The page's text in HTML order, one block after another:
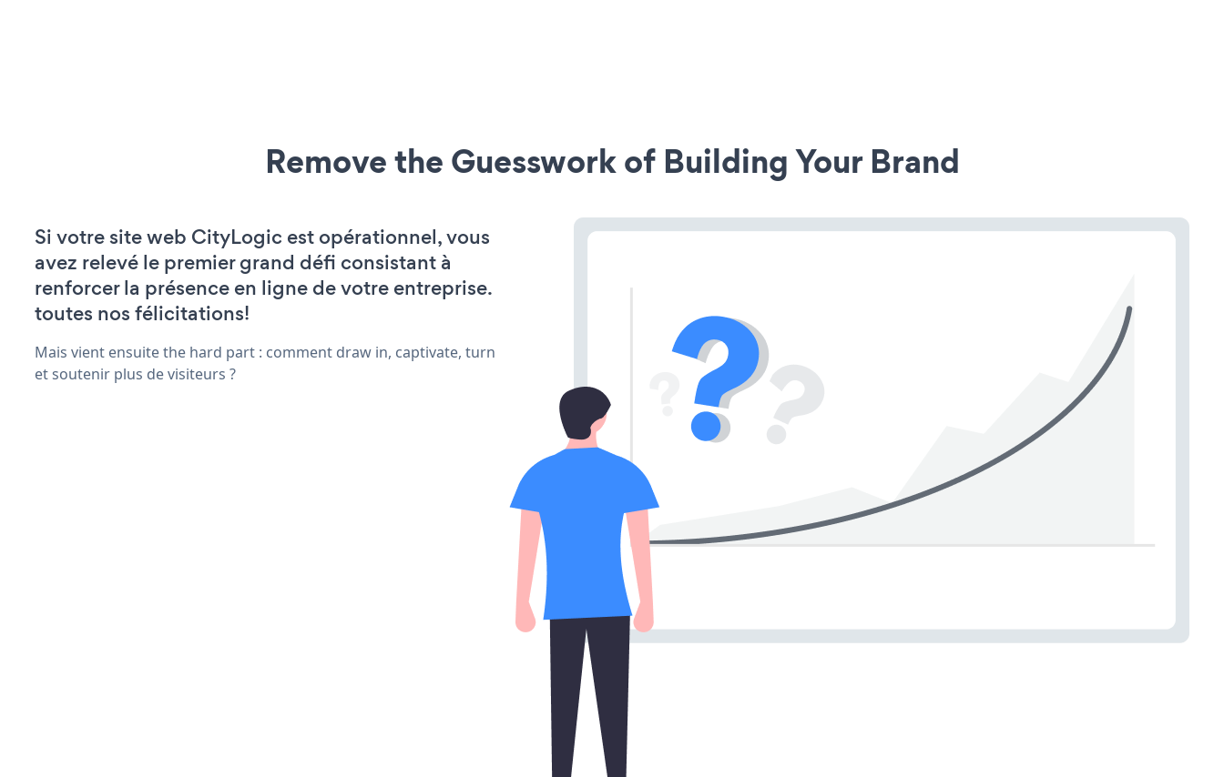
Remove the Guesswork of Building Your Brand
Si votre site web CityLogic est opérationnel, vous
avez relevé le premier grand défi consistant à
renforcer la présence en ligne de votre entreprise.
toutes nos félicitations!
Mais vient ensuite the hard part : comment draw in, captivate, turn
et soutenir plus de visiteurs ?